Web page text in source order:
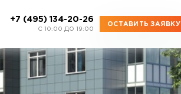
+7 (495) 134-20-26
C 10:00 ДО 19:00
ОСТАВИТЬ ЗАЯВКУ